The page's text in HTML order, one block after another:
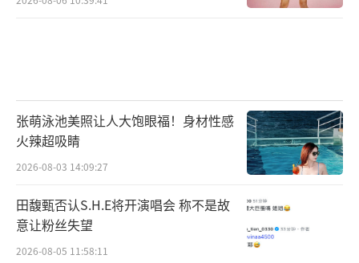
张萌泳池美照让人大饱眼福！身材性感
火辣超吸睛
2026-08-03 14:09:27
田馥甄否认S.H.E将开演唱会 称不是故
意让粉丝失望
2026-08-05 11:58:11